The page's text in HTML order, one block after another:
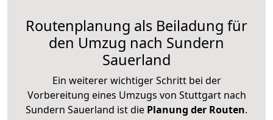
Routenplanung als Beiladung für
den Umzug nach Sundern
Sauerland
Ein weiterer wichtiger Schritt bei der
Vorbereitung eines Umzugs von Stuttgart nach
Sundern Sauerland ist die Planung der Routen.